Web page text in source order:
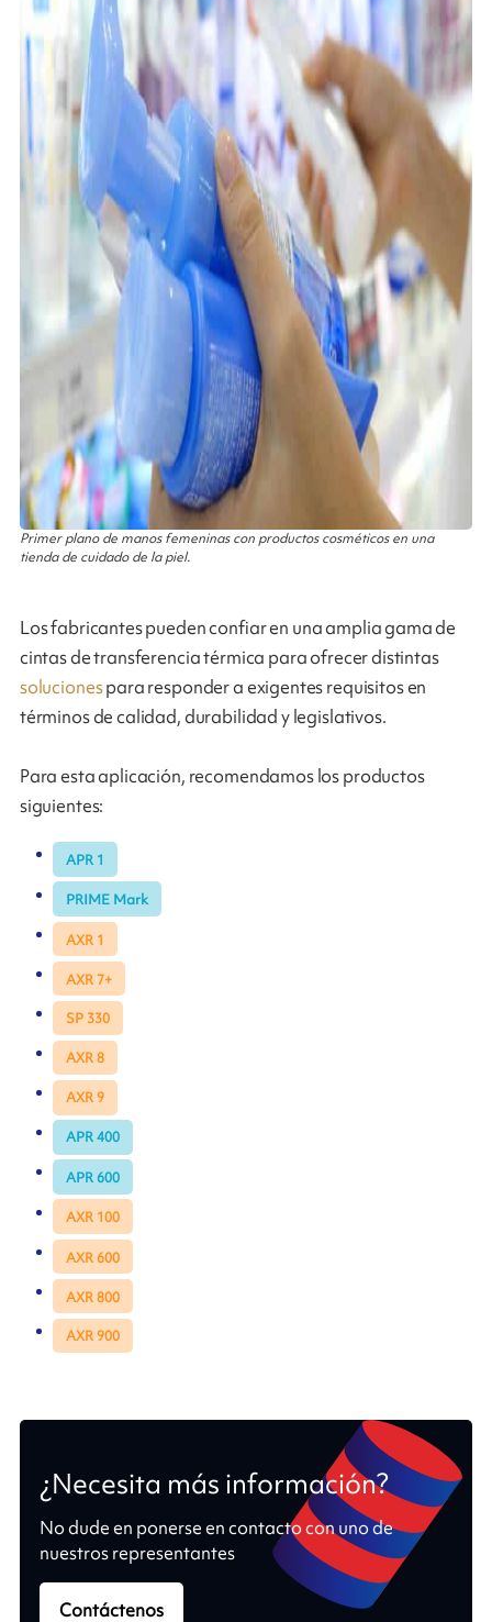
Primer plano de manos femeninas con productos cosméticos en una
tienda de cuidado de la piel.
Los fabricantes pueden confiar en una amplia gama de
cintas de transferencia térmica para ofrecer distintas
solucionespara responder a exigentes requisitos en
términos de calidad, durabilidad y legislativos.
Para esta aplicación, recomendamos los productos
siguientes:
APR 1
PRIME Mark
AXR 1
AXR 7+
SP 330
AXR 8
AXR 9
APR 400
APR 600
AXR 100
AXR 600
AXR 800
AXR 900
¿Necesita más información?
No dude en ponerse en contacto con uno de
nuestros representantes
Contáctenos